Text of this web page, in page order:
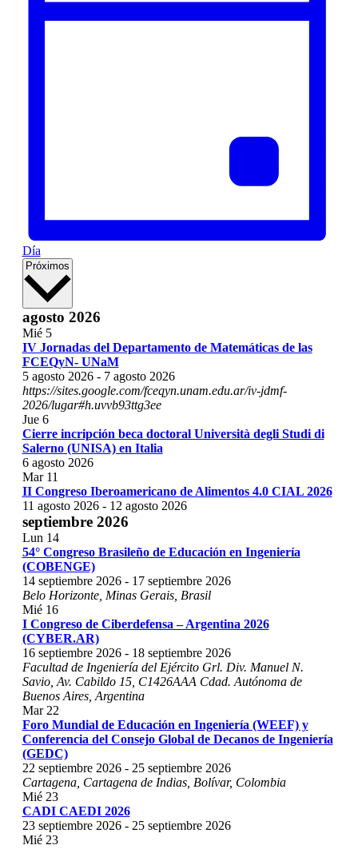
Día
Próximos Selecciona
agosto 2026
Mié 5
IV Jornadas del Departamento de Matemáticas de las
FCEQyN- UNaM
5 agosto 2026- 7 agosto 2026
https://sites.google.com/fceqyn.unam.edu.ar/iv-jdmf-
2026/lugar#h.uvvb93ttg3ee
Jue 6
Cierre incripción beca doctoral Università degli Studi di
Salerno (UNISA) en Italia
6 agosto 2026
Mar 11
II Congreso Iberoamericano de Alimentos 4.0 CIAL 2026
11 agosto 2026- 12 agosto 2026
septiembre 2026
Lun 14
54° Congreso Brasileño de Educación en Ingeniería
(COBENGE)
14 septiembre 2026- 17 septiembre 2026
Belo Horizonte, Minas Gerais, Brasil
Mié 16
I Congreso de Ciberdefensa – Argentina 2026
(CYBER.AR)
16 septiembre 2026- 18 septiembre 2026
Facultad de Ingeniería del Ejército Grl. Div. Manuel N.
Savio, Av. Cabildo 15, C1426AAA Cdad. Autónoma de
Buenos Aires, Argentina
Mar 22
Foro Mundial de Educación en Ingeniería (WEEF) y
Conferencia del Consejo Global de Decanos de Ingeniería
(GEDC)
22 septiembre 2026- 25 septiembre 2026
Cartagena, Cartagena de Indias, Bolívar, Colombia
Mié 23
CADI CAEDI 2026
23 septiembre 2026- 25 septiembre 2026
Mié 23